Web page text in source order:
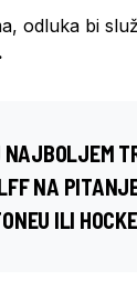
odluka bi
NAJBOLJEM
NA
ILI